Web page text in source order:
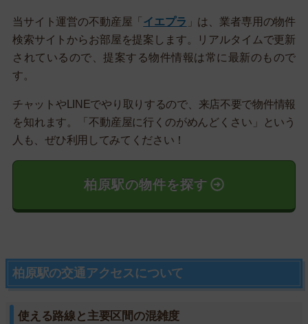
当サイト運営の不動産屋「 イエプラ 」は、業者専用の物件
検索サイトからお部屋を提案します。リアルタイムで更新
されているので、提案する物件情報は常に最新のもので
す。
チャットやLINEでやり取りするので、来店不要で物件情報
を知れます。「不動産屋に行くのがめんどくさい」という
人も、ぜひ利用してみてください！
柏原駅の物件を探す
柏原駅の交通アクセスについて
使える路線と主要区間の混雑度